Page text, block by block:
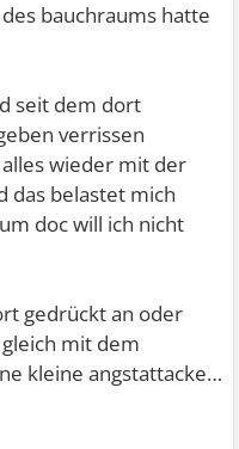
bauchraums hatte
seit dem dort
verrissen
wieder mit der
das belastet mich
doc will ich nicht
gedrückt an oder
mit dem
kleine angstattacke…